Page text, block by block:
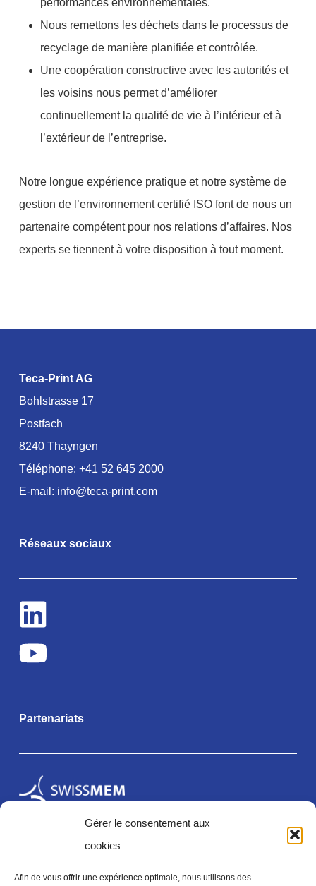
Gérer le consentement aux
cookies
Afin de vous offrir une expérience optimale, nous utilisons des
Nous remettons les déchets dans le processus de
recyclage de manière planifiée et contrôlée.
Une coopération constructive avec les autorités et
les voisins nous permet d’améliorer
continuellement la qualité de vie à l’intérieur et à
l’extérieur de l’entreprise.
Notre longue expérience pratique et notre système de
gestion de l’environnement certifié ISO font de nous un
partenaire compétent pour nos relations d’affaires. Nos
experts se tiennent à votre disposition à tout moment.
Teca-Print AG
Bohlstrasse 17
Postfach
8240 Thayngen
Téléphone: +41 52 645 2000
E-mail: info@teca-print.com
Réseaux sociaux
Partenariats